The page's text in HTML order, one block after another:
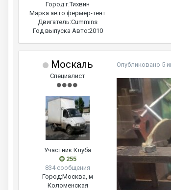
Город:г.Тихвин
Марка авто:фермер-тент
Двигатель:Cummins
Год выпуска Авто:2010
Москаль
Специалист
Участник Клуба
255
834 сообщения
Город:Москва, м
Коломенская
Опубликовано 5